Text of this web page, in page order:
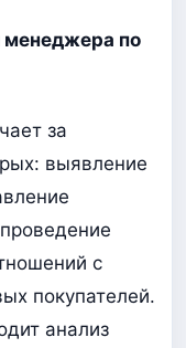
менеджера по
за
выявление
с
покупателей.
анализ